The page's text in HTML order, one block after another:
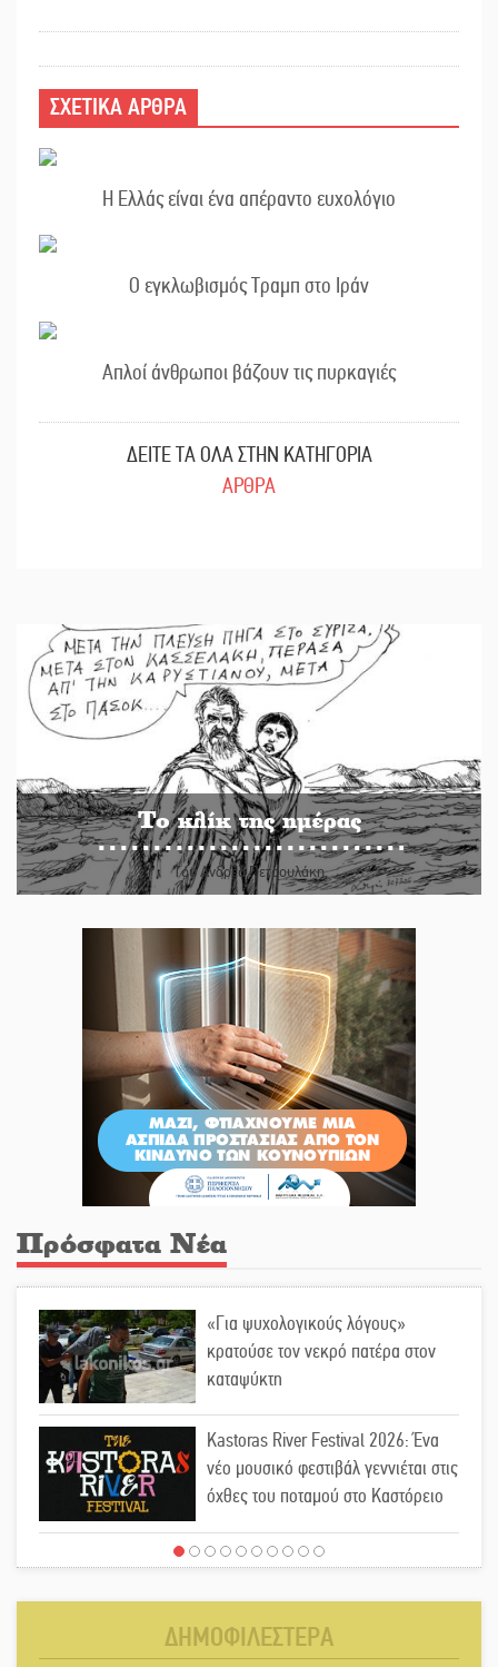
ΣΧΕΤΙΚΑ ΑΡΘΡΑ
Η Ελλάς είναι ένα απέραντο ευχολόγιο
Ο εγκλωβισμός Τραμπ στο Ιράν
Απλοί άνθρωποι βάζουν τις πυρκαγιές
ΔΕΙΤΕ ΤΑ ΟΛΑ ΣΤΗΝ ΚΑΤΗΓΟΡΙΑ
ΑΡΘΡΑ
Το κλίκ της ημέρας
Του Ανδρέα Πετρουλάκη
Πρόσφατα Νέα
«Για ψυχολογικούς λόγους»
κρατούσε τον νεκρό πατέρα στον
καταψύκτη
Kastoras River Festival 2026: Ένα
νέο μουσικό φεστιβάλ γεννιέται στις
όχθες του ποταμού στο Καστόρειο
Τα ζάρια παίρνουν «φωτιά» στην
ΔΗΜΟΦΙΛΕΣΤΕΡΑ